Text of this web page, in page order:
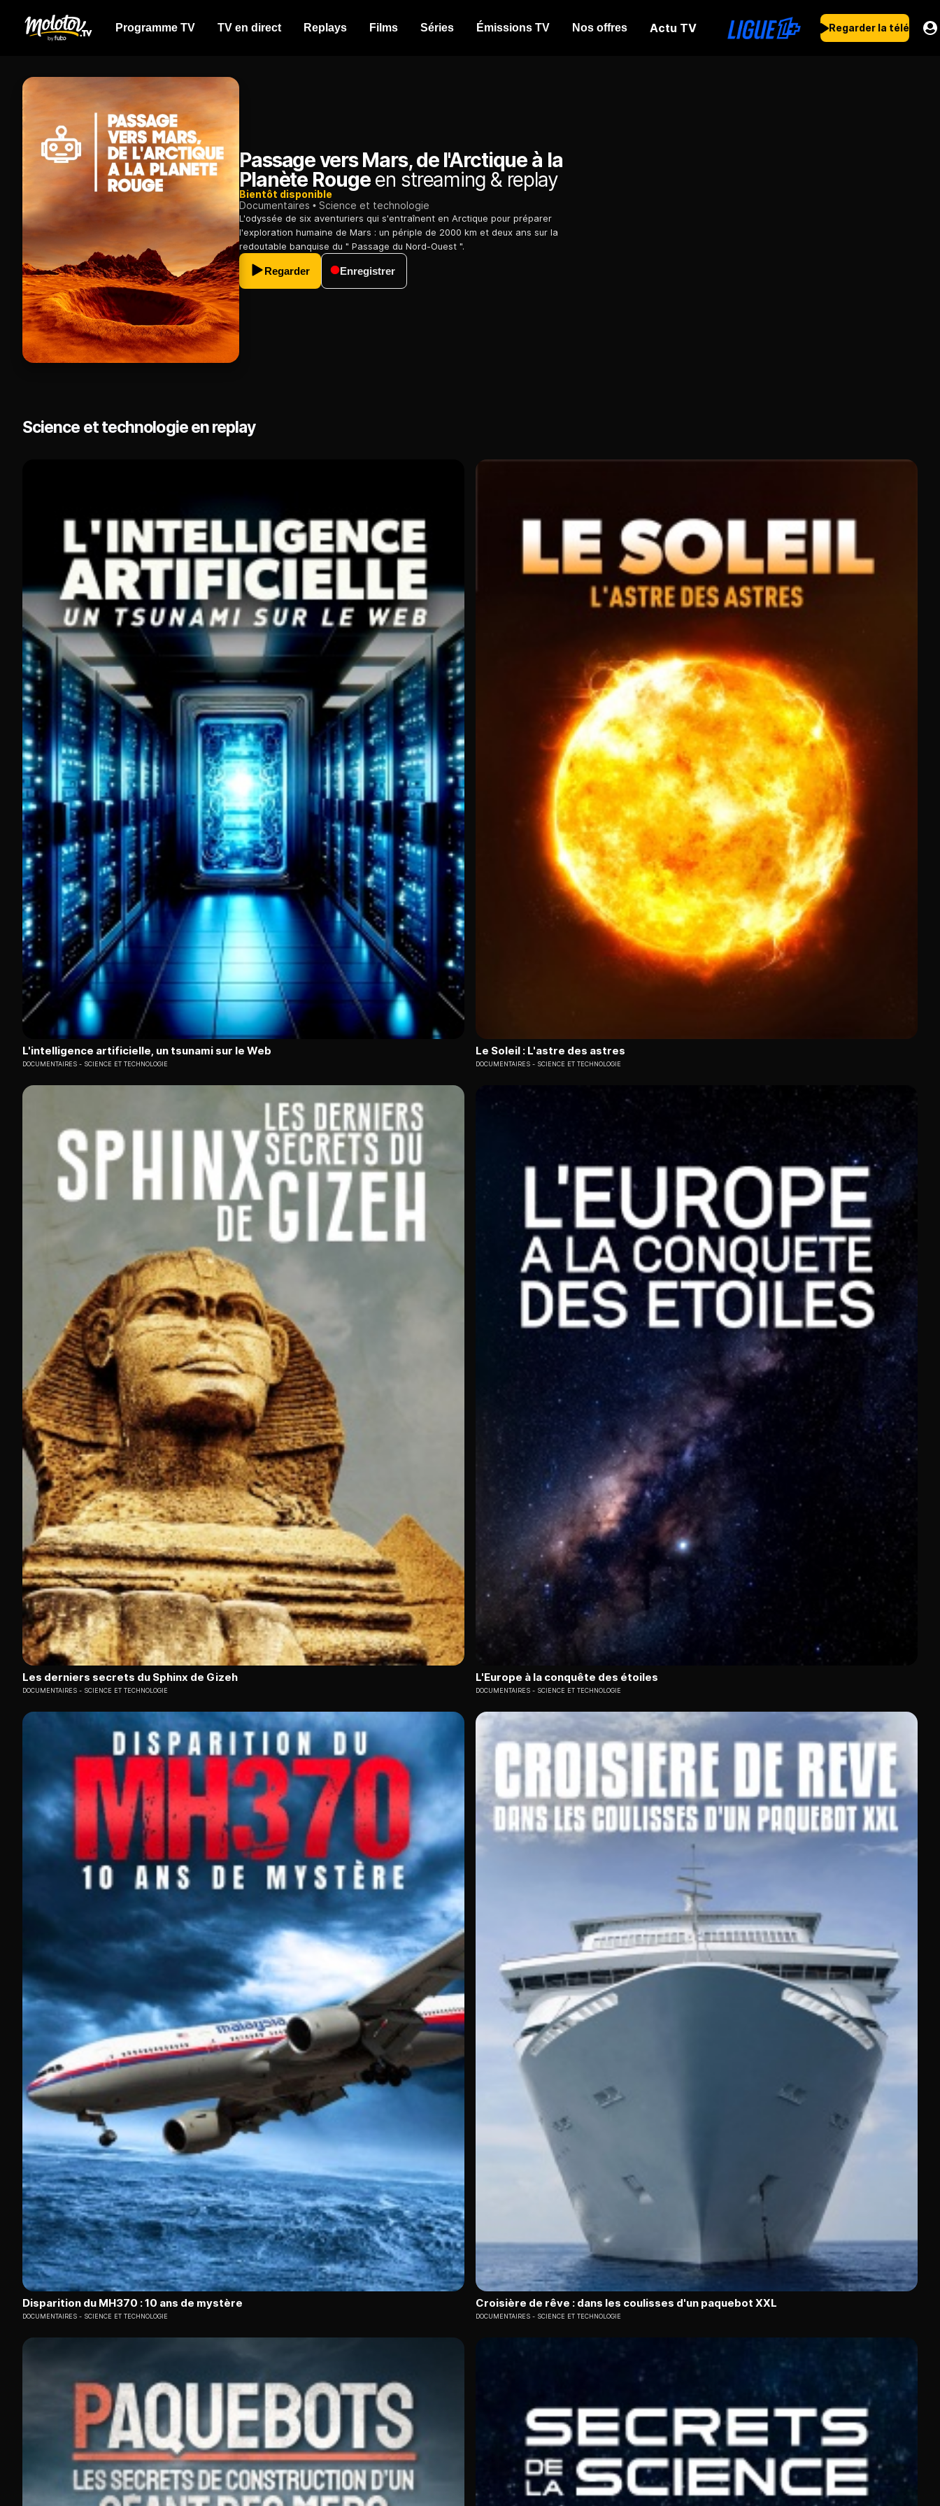
Programme TV TV en direct Replays Films Séries Émissions TV Nos offres Actu TV Regarder la télé
Passage vers Mars, de l'Arctique à la
Planète Rougeen streaming & replay
Bientôt disponible
Documentaires
Science et technologie
L'odyssée de six aventuriers qui s'entraînent en Arctique pour préparer
l'exploration humaine de Mars : un périple de 2000 km et deux ans sur la
redoutable banquise du " Passage du Nord-Ouest ".
Regarder Enregistrer
Science et technologie en replay
L'intelligence artificielle, un tsunami sur le Web
DOCUMENTAIRES SCIENCE ET TECHNOLOGIE
Le Soleil : L'astre des astres
DOCUMENTAIRES SCIENCE ET TECHNOLOGIE
Les derniers secrets du Sphinx de Gizeh
DOCUMENTAIRES SCIENCE ET TECHNOLOGIE
L'Europe à la conquête des étoiles
DOCUMENTAIRES SCIENCE ET TECHNOLOGIE
Disparition du MH370 : 10 ans de mystère
DOCUMENTAIRES SCIENCE ET TECHNOLOGIE
Croisière de rêve : dans les coulisses d'un paquebot XXL
DOCUMENTAIRES SCIENCE ET TECHNOLOGIE